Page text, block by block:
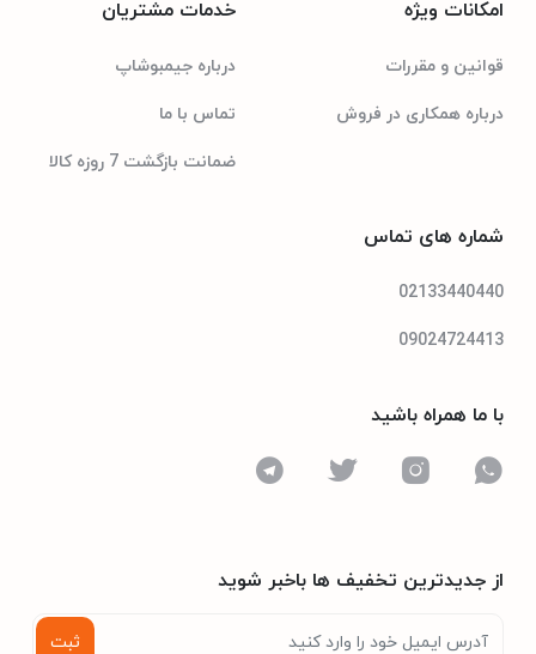
امکانات ویژه
قوانین و مقررات
درباره همکاری در فروش
خدمات مشتریان
درباره جیمبوشاپ
تماس با ما
ضمانت بازگشت 7 روزه کالا
شماره های تماس
02133440440
09024724413
با ما همراه باشید
از جدیدترین تخفیف ها باخبر شوید
ثبت